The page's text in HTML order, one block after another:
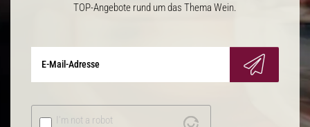
TOP-Angebote rund um das Thema Wein.
I'm not a robot